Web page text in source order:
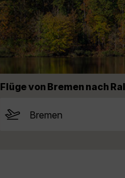
Flüge von Bremen nach